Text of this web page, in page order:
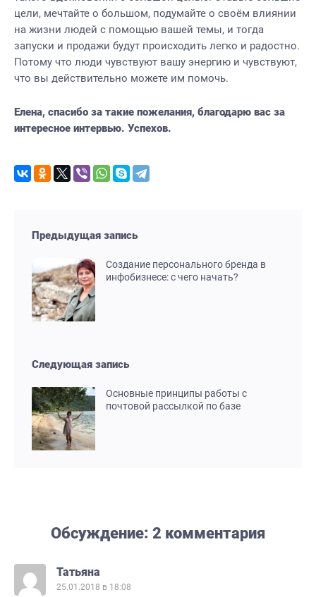
цели, мечтайте о большом, подумайте о своём влиянии
на жизни людей с помощью вашей темы, и тогда
запуски и продажи будут происходить легко и радостно.
Потому что люди чувствуют вашу энергию и чувствуют,
что вы действительно можете им помочь.
Елена, спасибо за такие пожелания, благодарю вас за
интересное интервью. Успехов.
Предыдущая запись
Создание персонального бренда в
инфобизнесе: с чего начать?
Следующая запись
Основные принципы работы с
почтовой рассылкой по базе
Обсуждение: 2 комментария
Татьяна
25.01.2018 в 18:08